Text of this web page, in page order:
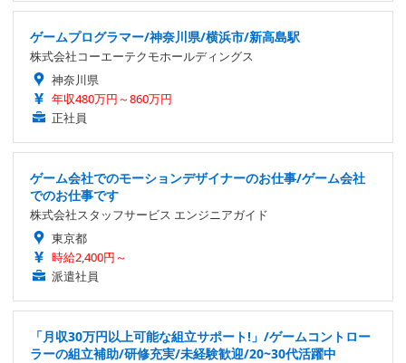
ゲームプログラマー/神奈川県/横浜市/新高島駅
株式会社コーエーテクモホールディングス
神奈川県
年収480万円～860万円
正社員
ゲーム会社でのモーションデザイナーのお仕事/ゲーム会社
でのお仕事です
株式会社スタッフサービス エンジニアガイド
東京都
時給2,400円～
派遣社員
「月収30万円以上可能な組立サポート!」/ゲームコントロー
ラーの組立補助/研修充実/未経験歓迎/20~30代活躍中